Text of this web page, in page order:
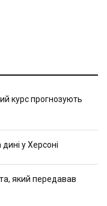
курс прогнозують
у Херсоні
який передавав